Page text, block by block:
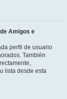
Amigos e
perfil de usuario
También
lista desde esta